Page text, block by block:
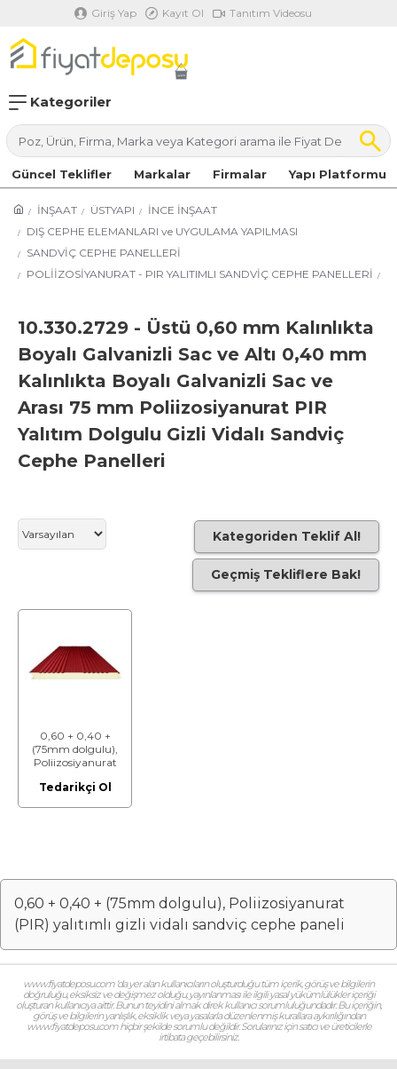
Giriş Yap Kayıt Ol Tanıtım Videosu
Kategoriler
Güncel Teklifler Markalar Firmalar Yapı Platformu
İNŞAAT ÜSTYAPI
İNCE İNŞAAT
DIŞ CEPHE ELEMANLARI ve UYGULAMA YAPILMASI
SANDVİÇ CEPHE PANELLERİ
POLİİZOSİYANURAT - PIR YALITIMLI SANDVİÇ CEPHE PANELLERİ
10.330.2729 - Üstü 0,60 mm Kalınlıkta
Boyalı Galvanizli Sac ve Altı 0,40 mm
Kalınlıkta Boyalı Galvanizli Sac ve
Arası 75 mm Poliizosiyanurat PIR
Yalıtım Dolgulu Gizli Vidalı Sandviç
Cephe Panelleri
Kategoriden Teklif Al!
Geçmiş Tekliflere Bak!
0,60 + 0,40 +
(75mm dolgulu),
Poliizosiyanurat
vidalı sandviç
Tedarikçi Ol
0,60 + 0,40 + (75mm dolgulu), Poliizosiyanurat
(PIR) yalıtımlı gizli vidalı sandviç cephe paneli
www.fiyatdeposu.com ‘da yer alan kullanıcıların oluşturduğu tüm içerik, görüş ve bilgilerin
doğruluğu, eksiksiz ve değişmez olduğu, yayınlanması ile ilgili yasal yükümlülükler içeriği
oluşturan kullanıcıya aittir. Bunun teyidini almak direk kullanıcı sorumluluğundadır. Bu içeriğin,
görüş ve bilgilerin yanlışlık, eksiklik veya yasalarla düzenlenmiş kurallara aykırılığından
www.fiyatdeposu.com hiçbir şekilde sorumlu değildir. Sorularınız için satıcı ve üreticilerle
irtibata geçebilirsiniz.